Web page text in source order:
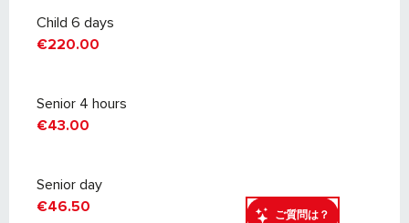
ご質問は？
Child 6 days
€220.00
Senior 4 hours
€43.00
Senior day
€46.50